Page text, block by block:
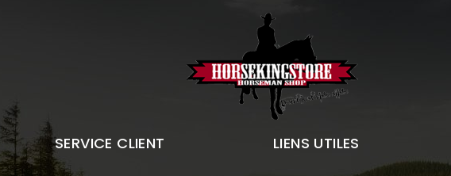
SERVICE CLIENT LIENS UTILES